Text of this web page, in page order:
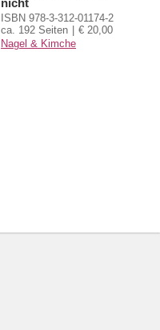
nicht
ISBN 978-3-312-01174-2
ca. 192 Seiten
€ 20,00
Nagel & Kimche